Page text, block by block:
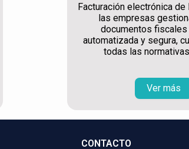
Facturación electrónica
las empresas
documentos
automatizada y segura,
todas las
Ver más
CONTACTO